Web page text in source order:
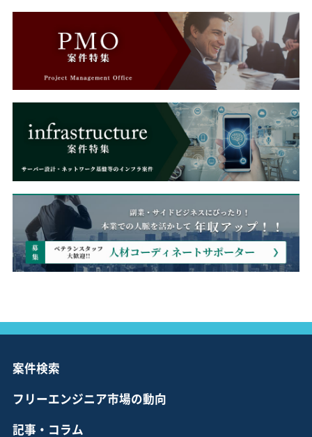
案件検索
フリーエンジニア市場の動向
記事・コラム